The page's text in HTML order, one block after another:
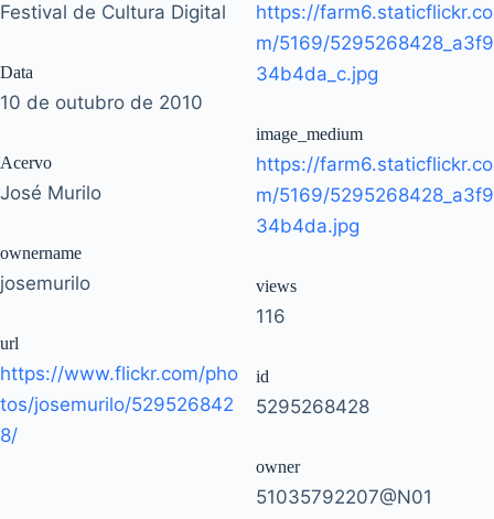
Festival de Cultura Digital
Data
10 de outubro de 2010
Acervo
José Murilo
ownername
josemurilo
url
https://www.flickr.com/pho
tos/josemurilo/529526842
8/
https://farm6.staticflickr.co
m/5169/5295268428_a3f9
34b4da_c.jpg
image_medium
https://farm6.staticflickr.co
m/5169/5295268428_a3f9
34b4da.jpg
views
116
id
5295268428
owner
51035792207@N01